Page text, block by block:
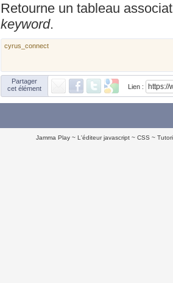
Retourne un tableau
keyword.
cyrus_connect
Partager
cet élément
Lien :
Jamma Play L'éditeur javascript CSS